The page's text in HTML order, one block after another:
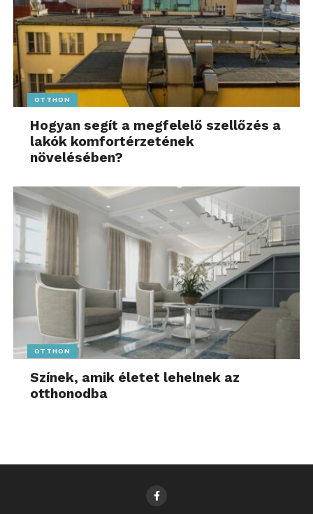
OTTHON
Hogyan segít a megfelelő szellőzés a
lakók komfortérzetének
növelésében?
OTTHON
Színek, amik életet lehelnek az
otthonodba